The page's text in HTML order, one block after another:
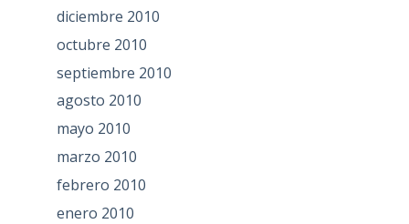
diciembre 2010
octubre 2010
septiembre 2010
agosto 2010
mayo 2010
marzo 2010
febrero 2010
enero 2010